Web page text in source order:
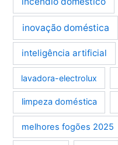
inovação doméstica
inteligência artificial
lavadora-electrolux
limpeza doméstica
melhores fogões 2025